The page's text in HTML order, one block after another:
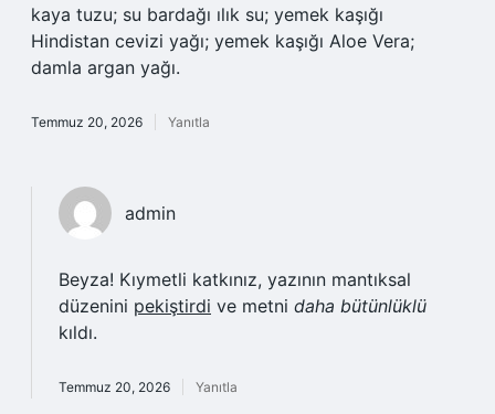
kaya tuzu; su bardağı ılık su; yemek kaşığı
Hindistan cevizi yağı; yemek kaşığı Aloe Vera;
damla argan yağı.
Temmuz 20, 2026 Yanıtla
admin
Beyza! Kıymetli katkınız, yazının mantıksal
düzenini pekiştirdi ve metni daha bütünlüklü
kıldı.
Temmuz 20, 2026 Yanıtla